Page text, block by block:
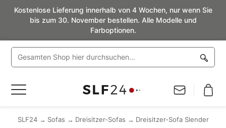
Kostenlose Lieferung innerhalb von 4 Wochen, nur wenn Sie
bis zum 30. November bestellen. Alle Modelle und
Farboptionen.
Navigation
SLF24 Sofas Dreisitzer-Sofas Dreisitzer-Sofa Slender